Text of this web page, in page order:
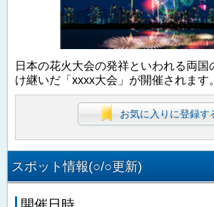
日本の花火大会の発祥といわれる両国
け継いだ「xxxx大会」が開催されます。
お気に入りに登録す
スポット情報(○/○更新)